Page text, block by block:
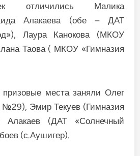
отличились Малика
Алакаева (обе – ДАТ
Лаура Канокова (МКОУ
Таова ( МКОУ «Гимназия
места заняли Олег
№29), Эмир Текуев (Гимназия
(ДАТ «Солнечный
(с.Аушигер).